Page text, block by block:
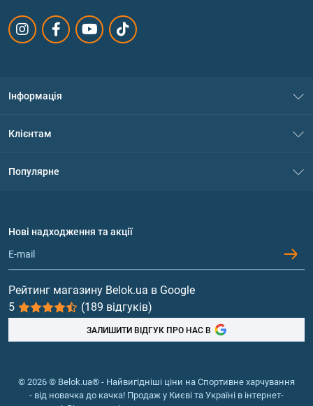
Інформація
Політика конфіденційності
Обмін та повернення
Клієнтам
Популярне
Протеїн
Гейнери
Вітаміни та мінерали
Риб'ячий жир, жирні кислоти
Нові надходження та акції
Рейтинг магазину Belok.ua в Google
5
(189 відгуків)
ЗАЛИШИТИ ВІДГУК ПРО НАС В
© 2026 © Belok.ua® - Найвигідніші ціни на Спортивне харчування
- від новачка до качка! Продаж у Києві та Україні в інтернет-